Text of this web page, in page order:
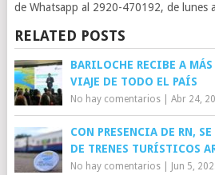
de Whatsapp al 2920-470192, de lunes
RELATED POSTS
BARILOCHE RECIBE A
VIAJE DE TODO EL PAÍS
No hay comentarios| Abr 24,
CON PRESENCIA DE RN,
DE TRENES TURÍSTICOS
No hay comentarios| Jun 5,